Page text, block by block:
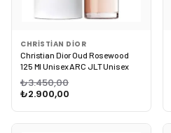
CHRISTIAN DIOR
Christian Dior Oud Rosewood
125 Ml Unisex ARC JLT Unisex
₺3.450,00
₺2.900,00